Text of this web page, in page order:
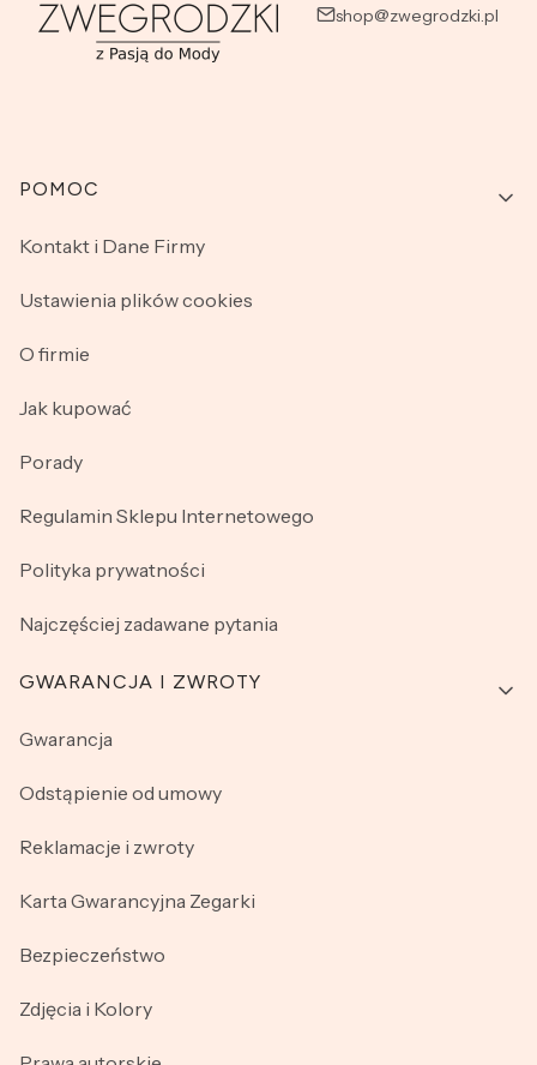
shop@zwegrodzki.pl
Linki w stopce
POMOC
Kontakt i Dane Firmy
Ustawienia plików cookies
O firmie
Jak kupować
Porady
Regulamin Sklepu Internetowego
Polityka prywatności
Najczęściej zadawane pytania
GWARANCJA I ZWROTY
Gwarancja
Odstąpienie od umowy
Reklamacje i zwroty
Karta Gwarancyjna Zegarki
Bezpieczeństwo
Zdjęcia i Kolory